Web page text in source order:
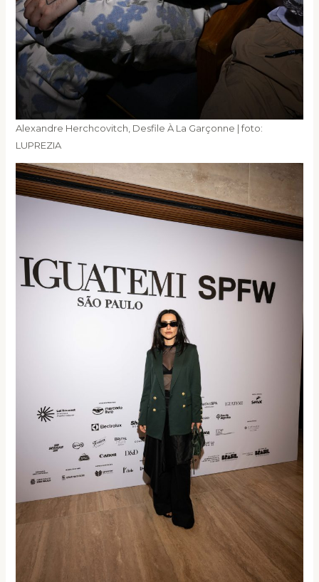
Alexandre Herchcovitch, Desfile À La Garçonne | foto:
LUPREZIA